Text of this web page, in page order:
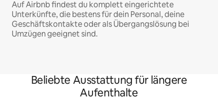
Auf Airbnb findest du komplett eingerichtete
Unterkünfte, die bestens für dein Personal, deine
Geschäftskontakte oder als Übergangslösung bei
Umzügen geeignet sind.
Beliebte Ausstattung für längere
Aufenthalte